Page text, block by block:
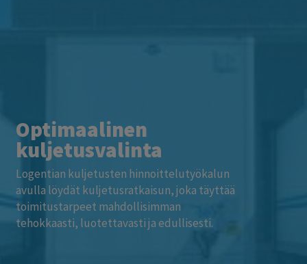
Optimaalinen
kuljetusvalinta
Logentian kuljetusten hinnoittelutyökalun
avulla löydät kuljetusratkaisun, joka täyttää
toimitustarpeet mahdollisimman
tehokkaasti, luotettavasti ja edullisesti.